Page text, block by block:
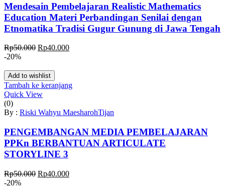
Mendesain Pembelajaran Realistic Mathematics
Education Materi Perbandingan Senilai dengan
Etnomatika Tradisi Gugur Gunung di Jawa Tengah
Rp50.000 Harga
Rp50.000.
Rp40.000Harga
Rp40.000.
-20%
Add to wishlist
Tambah ke keranjang
Quick View
(0)
By : Riski Wahyu MaesharohTijan
PENGEMBANGAN MEDIA PEMBELAJARAN
PPKn BERBANTUAN ARTICULATE
STORYLINE 3
Rp50.000 Harga
Rp40.000Harga
-20%